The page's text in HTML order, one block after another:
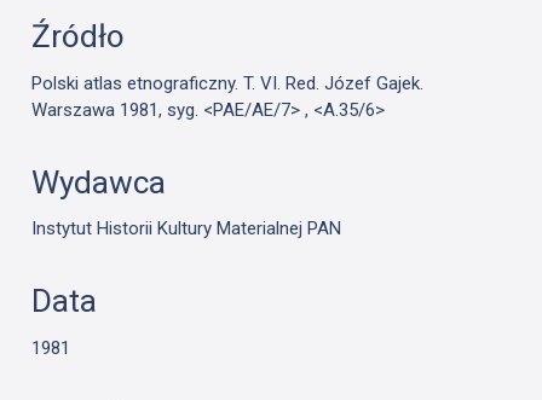
Źródło
Polski atlas etnograficzny. T. VI. Red. Józef Gajek.
Warszawa 1981, syg. <PAE/AE/7> , <A.35/6>
Wydawca
Instytut Historii Kultury Materialnej PAN
Data
1981